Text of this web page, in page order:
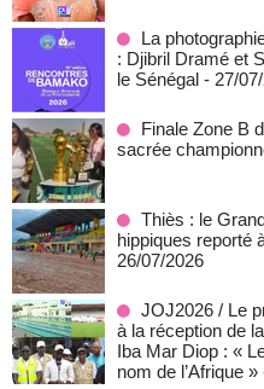
La
: Djibril Dramé et
le Sénégal - 27/
Finale Zone B
sacrée
Thiès : le
hippiques reporté
26/07/2026
JOJ2026 / Le
à la réception de
Iba Mar Diop : «
nom de l’Afrique »